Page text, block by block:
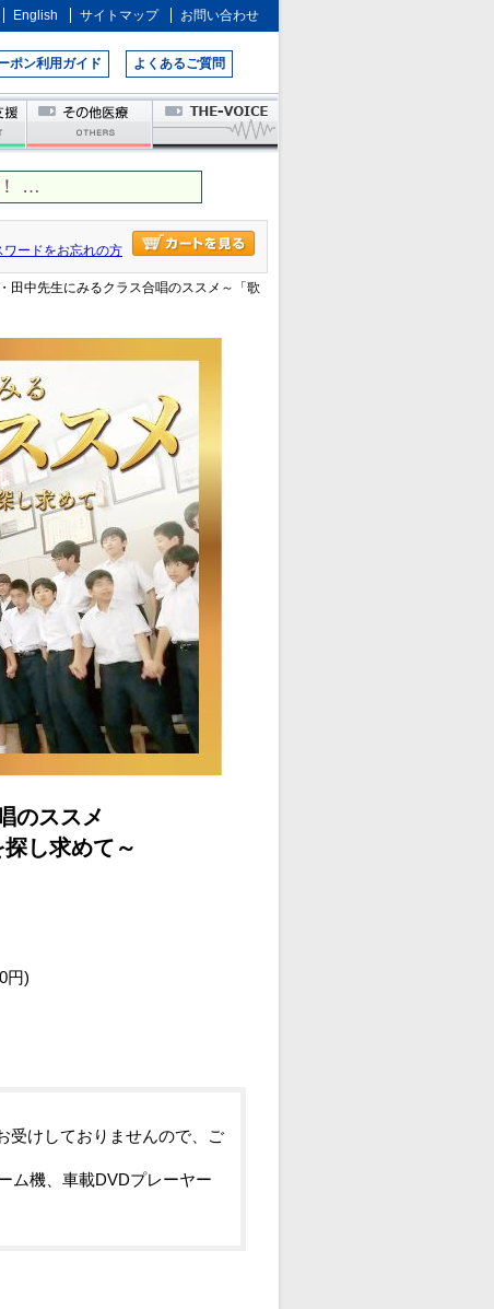
English サイトマップ お問い合わせ
ポン利用ガイド よくあるご質問
…
ワードをお忘れの方
田中先生にみるクラス合唱のススメ～「歌
のススメ
し求めて～
円)
受けしておりませんので、ご
ム機、車載DVDプレーヤー